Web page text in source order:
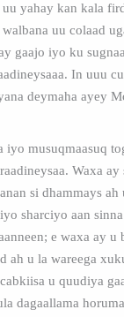
uu yahay kan kala
uu colaad
gaajo iyo ku
In uuu
deymaha ayey
musuqmaasuq
Waxa ay
si dhammays ah
sharciyo aan
e waxa ay u
ah u la wareega
u quudiya
dagaallama